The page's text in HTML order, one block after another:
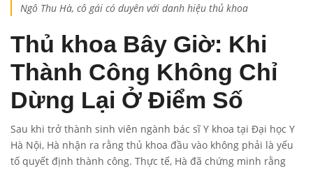
Ngô Thu Hà, cô gái có duyên với danh hiệu thủ khoa
Thủ khoa Bây Giờ: Khi
Thành Công Không Chỉ
Dừng Lại Ở Điểm Số
Sau khi trở thành sinh viên ngành bác sĩ Y khoa tại Đại học Y
Hà Nội, Hà nhận ra rằng thủ khoa đầu vào không phải là yếu
tố quyết định thành công. Thực tế, Hà đã chứng minh rằng